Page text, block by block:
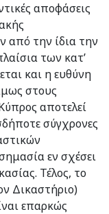
αποφάσεις
από την ίδια την
των κατ’
και η ευθύνη
στους
αποτελεί
σύγχρονες
εν σχέσει
Τέλος, το
Δικαστήριο)
επαρκώς